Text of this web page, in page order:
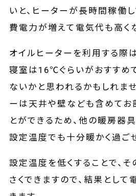
いと、ヒーターが長時間稼働
費電力が増えて電気代も高く
オイルヒーターを利用する際
寝室は16℃ぐらいがおすすめ
ないかと思われるかもしれま
ーは天井や壁なども含めてお
とができるため、他の暖房器
設定温度でも十分暖かく過ごせ
設定温度を低くすることで、
さくできますので、結果として